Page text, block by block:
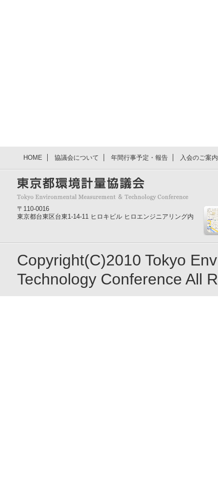
HOME 協議会について 年間行事予定・報告 入会のご案
〒110-0016
東京都台東区台東1-14-11 ヒロキビル ヒロエンジニアリング内
Copyright(C)2010 Tokyo
Technology Conference All